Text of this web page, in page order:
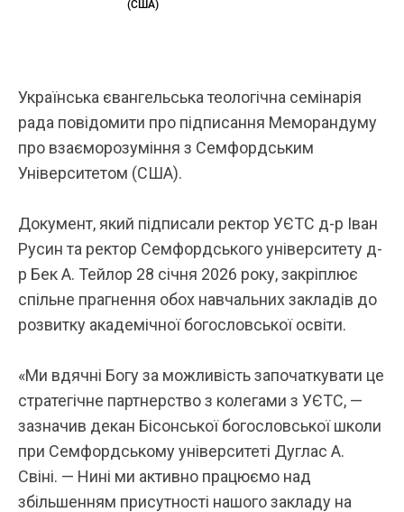
(США)
Українська євангельська теологічна семінарія
рада повідомити про підписання Меморандуму
про взаєморозуміння з Семфордським
Університетом (США).
Документ, який підписали ректор УЄТС д-р Іван
Русин та ректор Семфордського університету д-
р Бек А. Тейлор 28 січня 2026 року, закріплює
спільне прагнення обох навчальних закладів до
розвитку академічної богословської освіти.
«Ми вдячні Богу за можливість започаткувати це
стратегічне партнерство з колегами з УЄТС, —
зазначив декан Бісонської богословської школи
при Семфордському університеті Дуглас А.
Свіні. — Нині ми активно працюємо над
збільшенням присутності нашого закладу на